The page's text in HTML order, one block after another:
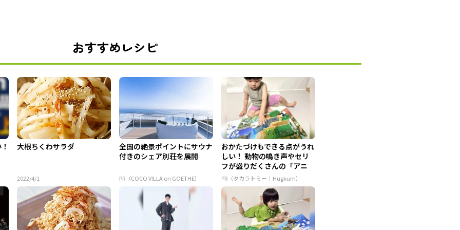
おすすめレシピ
大根ちくわサラダ
2022/4/1
全国の絶景ポイントにサウナ
付きのシェア別荘を展開
PR（COCO VILLA on GOETHE）
おかたづけもできる点がうれ
しい！ 動物の鳴き声やセリ
フが盛りだくさんの「アニ
ア ...
PR（タカラトミー｜Hugkum）